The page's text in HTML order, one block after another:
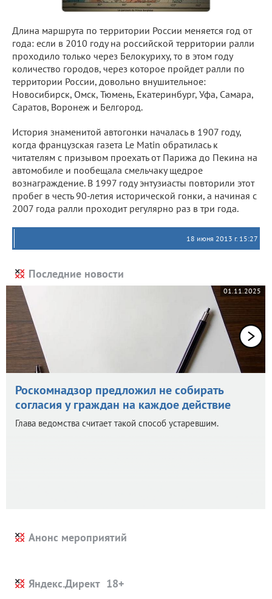
Длина маршрута по территории России меняется год от
года: если в 2010 году на российской территории ралли
проходило только через Белокуриху, то в этом году
количество городов, через которое пройдет ралли по
территории России, довольно внушительное:
Новосибирск, Омск, Тюмень, Екатеринбург, Уфа, Самара,
Саратов, Воронеж и Белгород.
История знаменитой автогонки началась в 1907 году,
когда французская газета Le Matin обратилась к
читателям с призывом проехать от Парижа до Пекина на
автомобиле и пообещала смельчаку щедрое
вознаграждение. В 1997 году энтузиасты повторили этот
пробег в честь 90-летия исторической гонки, а начиная с
2007 года ралли проходит регулярно раз в три года.
18 июня 2013 г. 15:27
Последние новости
01.11.2025
Роскомнадзор предложил не собирать
согласия у граждан на каждое действие
Глава ведомства считает такой способ устаревшим.
Анонс мероприятий
Яндекс.Директ